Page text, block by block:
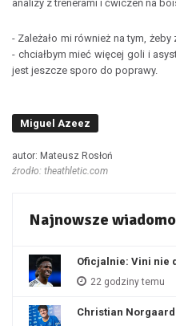
analizy z trenerami i ćwiczeń na
- Zależało mi również na tym,
- chciałbym mieć więcej goli i
jest jeszcze sporo do poprawy.
Miguel Azeez
autor: Mateusz Rosłoń
źrodło: theathletic.com
Najnowsze
Oficjalnie: Vini nie
22 godziny temu
Christian